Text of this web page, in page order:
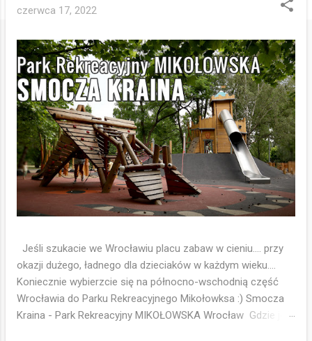
czerwca 17, 2022
Jeśli szukacie we Wrocławiu placu zabaw w cieniu.... przy
okazji dużego, ładnego dla dzieciaków w każdym wieku....
Koniecznie wybierzcie się na północno-wschodnią część
Wrocławia do Parku Rekreacyjnego Mikołowksa :) Smocza
Kraina - Park Rekreacyjny MIKOŁOWSKA Wrocław Gdzie jest